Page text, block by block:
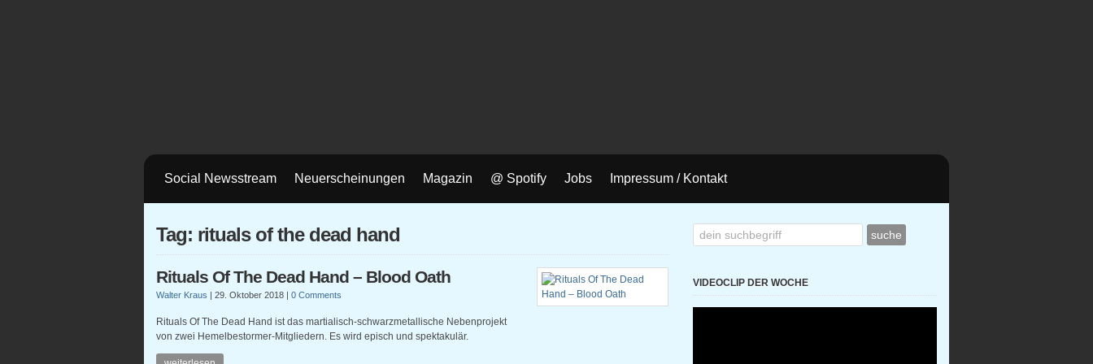
Social Newsstream Neuerscheinungen Magazin @ Spotify Jobs Impressum / Kontakt
Tag: rituals of the dead hand
Rituals Of The Dead Hand – Blood Oath
Walter Kraus | 29. Oktober 2018 | 0 Comments
Rituals Of The Dead Hand ist das martialisch-schwarzmetallische Nebenprojekt
von zwei Hemelbestormer-Mitgliedern. Es wird episch und spektakulär.
VIDEOCLIP DER WOCHE